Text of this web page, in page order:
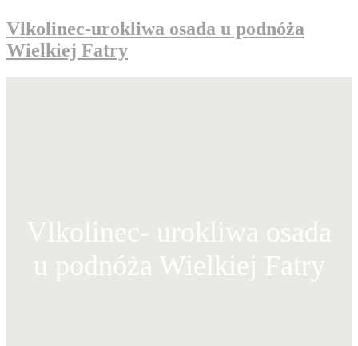
Vlkolinec-urokliwa osada u podnóża
Wielkiej Fatry
Vlkolinec- urokliwa osada
u podnóża Wielkiej Fatry